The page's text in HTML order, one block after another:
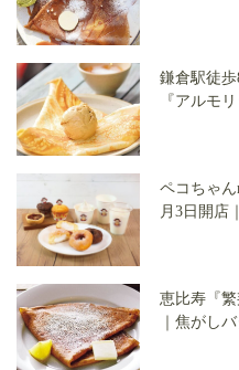
鎌倉駅徒
『アルモ
ペコちゃ
月3日開店
恵比寿『
｜焦がし